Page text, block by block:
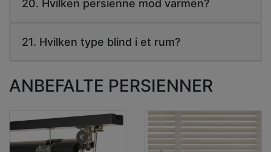
20. Hvilken persienne mod varmen?
21. Hvilken type blind i et rum?
ANBEFALTE PERSIENNER